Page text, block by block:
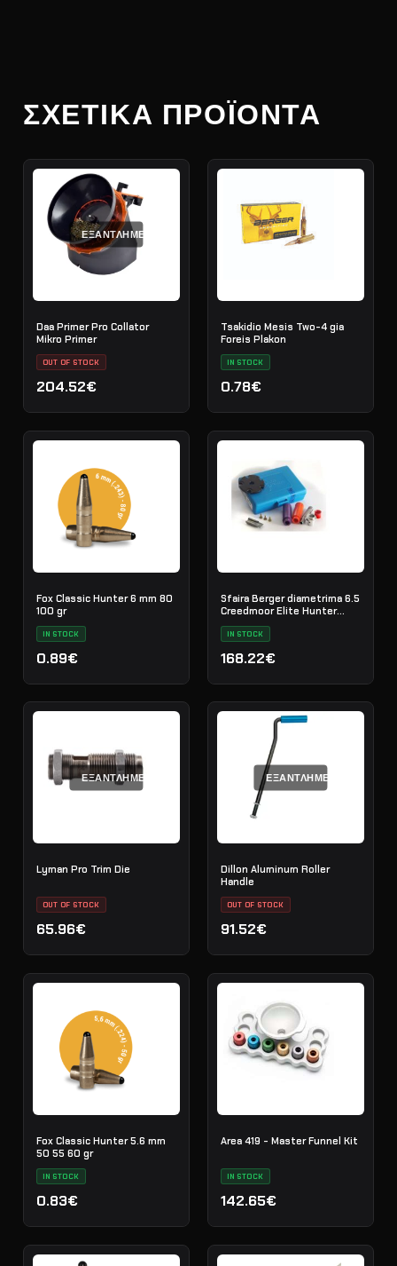
ΣΧΕΤΙΚΆ ΠΡΟΪΌΝΤΑ
ΕΞΑΝΤΛΗΜΈΝΟ
Daa Primer Pro Collator
Mikro Primer
OUT OF STOCK
204.52€
Tsakidio Mesis Two-4 gia
Foreis Plakon
IN STOCK
0.78€
Fox Classic Hunter 6 mm 80
100 gr
IN STOCK
0.89€
Sfaira Berger diametrima 6.5
Creedmoor Elite Hunter
IN STOCK
168.22€
ΕΞΑΝΤΛΗΜΈΝΟ
Lyman Pro Trim Die
OUT OF STOCK
65.96€
ΕΞΑΝΤΛΗΜΈΝΟ
Dillon Aluminum Roller
Handle
OUT OF STOCK
91.52€
Fox Classic Hunter 5.6 mm
50 55 60 gr
IN STOCK
0.83€
Area 419 - Master Funnel Kit
IN STOCK
142.65€